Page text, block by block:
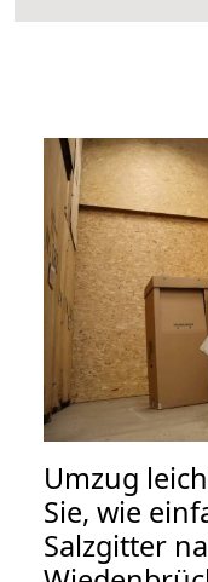
Umzug
Sie, wie
Salzgitter